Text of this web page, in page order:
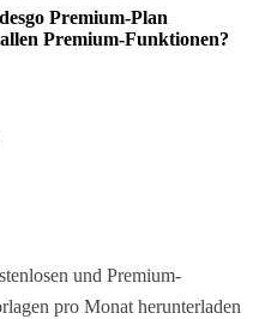
Premium-Plan
Premium-Funktionen?
und Premium-
pro Monat herunterladen